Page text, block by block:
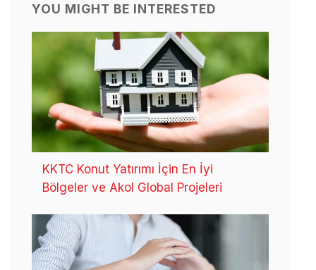
YOU MIGHT BE INTERESTED
KKTC Konut Yatırımı İçin En İyi
Bölgeler ve Akol Global Projeleri